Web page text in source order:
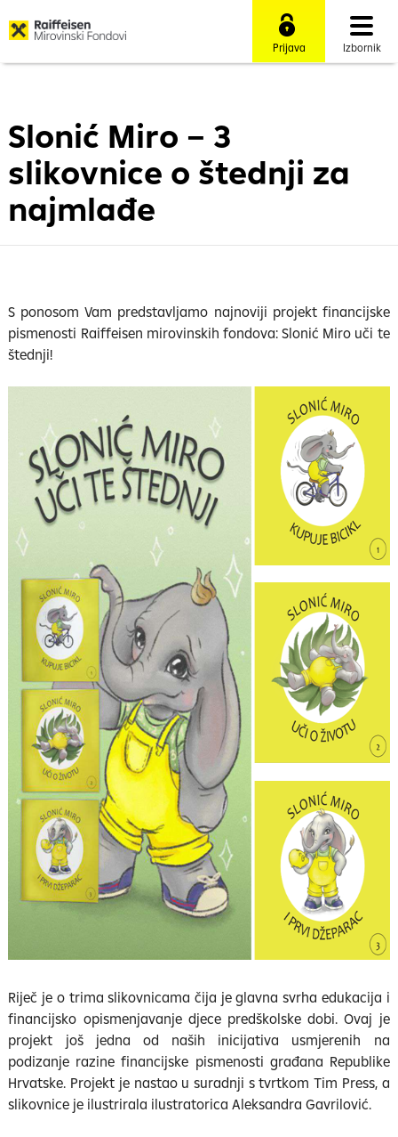
Izbornik
Prijava
Slonić Miro – 3
slikovnice o štednji za
najmlađe
S ponosom Vam predstavljamo najnoviji projekt financijske
pismenosti Raiffeisen mirovinskih fondova: Slonić Miro uči te
štednji!
Riječ je o trima slikovnicama čija je glavna svrha edukacija i
financijsko opismenjavanje djece predškolske dobi. Ovaj je
projekt još jedna od naših inicijativa usmjerenih na
podizanje razine financijske pismenosti građana Republike
Hrvatske. Projekt je nastao u suradnji s tvrtkom Tim Press, a
slikovnice je ilustrirala ilustratorica Aleksandra Gavrilović.